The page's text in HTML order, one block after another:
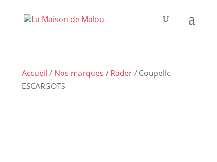
Accueil / Nos marques / Räder/ Coupelle
ESCARGOTS